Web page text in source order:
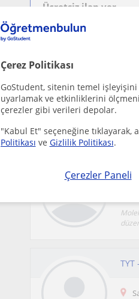
Çerez Politikası
GoStudent, sitenin temel
uyarlamak ve etkinliklerini
çerezler gibi verileri depolar.
"Kabul Et" seçeneğine tıklayarak,
Politikası ve Gizlilik Politikası.
Çerezler Paneli
Ücretsiz ilan ver
Ücretsiz bir ilan ver ve
TYT